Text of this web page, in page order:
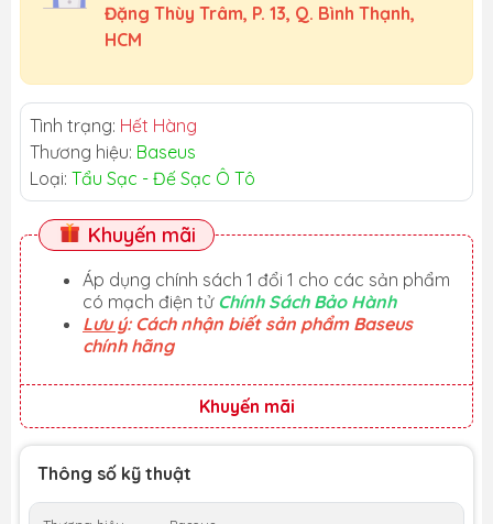
Đặng Thùy Trâm, P. 13, Q. Bình Thạnh,
HCM
Tình trạng: Hết Hàng
Thương hiệu: Baseus
Loại: Tẩu Sạc - Đế Sạc Ô Tô
Khuyến mãi
Áp dụng chính sách 1 đổi 1 cho các sản phẩm
có mạch điện tử Chính Sách Bảo Hành
Lưu ý: Cách nhận biết sản phẩm Baseus
chính hãng
Khuyến mãi
Thông số kỹ thuật